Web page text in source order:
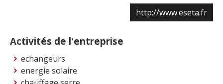
http://www.eseta.fr
Activités de l'entreprise
echangeurs
energie solaire